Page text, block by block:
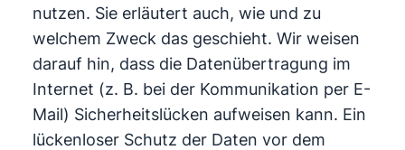
nutzen. Sie erläutert auch, wie und zu
welchem Zweck das geschieht. Wir weisen
darauf hin, dass die Datenübertragung im
Internet (z. B. bei der Kommunikation per E-
Mail) Sicherheitslücken aufweisen kann. Ein
lückenloser Schutz der Daten vor dem